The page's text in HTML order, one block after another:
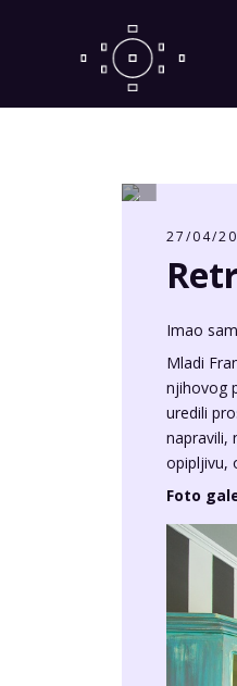
27/04/